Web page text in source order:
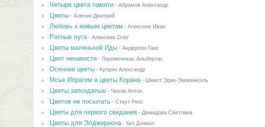
Четыре цвета памяти- Абрамов Александр
Цветы- Алехин Дмитрий
Любовь к живым цветам - Алексеев Иван
Ратные луга- Алексеев Олег
Цветы маленькой Иды- Андерсен Ганс
Цвет ненависти- Лауринчюкас Альбертас
Осенние цветы- Куприн Александр
Мсье Ибрагим и цветы Корана- Шмитт Эрик-Эмманюэль
Цветы запоздалые- Чехов Антон
Цветов не посылать- Стаут Рекс
Цветы для первого свидания- Демидова Светлана
Цветы для Элджернона- Киз Дэниэл